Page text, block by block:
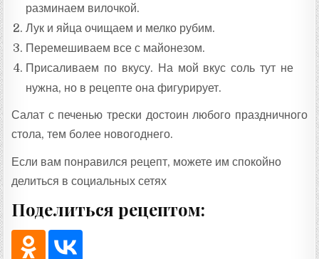
разминаем вилочкой.
Лук и яйца очищаем и мелко рубим.
Перемешиваем все с майонезом.
Присаливаем по вкусу. На мой вкус соль тут не
нужна, но в рецепте она фигурирует.
Салат с печенью трески достоин любого праздничного
стола, тем более новогоднего.
Если вам понравился рецепт, можете им спокойно
делиться в социальных сетях
Поделиться рецептом: